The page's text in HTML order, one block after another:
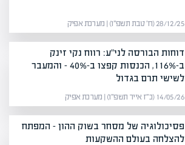
28/12/25 (ח׳ טבת תשפ״ו) | מערכת אפיק
דוחות הבורסה לני"ע: רווח נקי זינק
ב-116%, הכנסות קפצו ב-40% – והמעבר
לשישי תרם בגדול
14/05/26 (כ״ז אייר תשפ״ו) | מערכת אפיק
פסיכולוגיה של מסחר בשוק ההון – המפתח
להצלחה בעולם ההשקעות